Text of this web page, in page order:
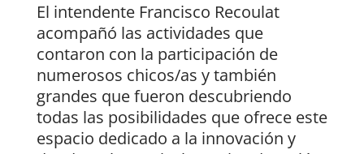
El intendente Francisco Recoulat
acompañó las actividades que
contaron con la participación de
numerosos chicos/as y también
grandes que fueron descubriendo
todas las posibilidades que ofrece este
espacio dedicado a la innovación y